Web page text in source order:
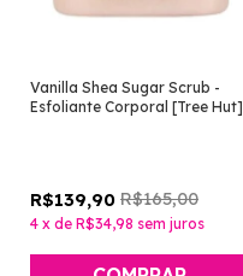
Vanilla Shea Sugar Scrub -
Esfoliante Corporal [Tree Hut]
R$139,90 R$165,00
4 x de R$34,98 sem juros